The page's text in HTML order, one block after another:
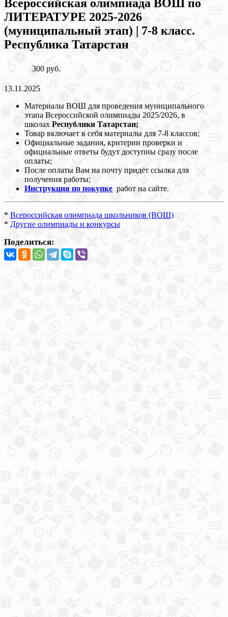
Всероссийская олимпиада ВОШ по
ЛИТЕРАТУРЕ 2025-2026
(муниципальный этап) | 7-8 класс.
Республика Татарстан
300 руб.
13.11.2025
Материалы ВОШ для проведения муниципального
этапа Всероссийской олимпиады 2025/2026, в
школах Республики Татарстан;
Товар включает в себя материалы для 7-8 классов;
Официальные задания, критерии проверки и
официальные ответы будут доступны сразу после
оплаты;
После оплаты Вам на почту придёт ссылка для
получения работы;
Инструкция по покупке работ на сайте.
* Всероссийская олимпиада школьников (ВОШ)
* Другие олимпиады и конкурсы
Поделиться: